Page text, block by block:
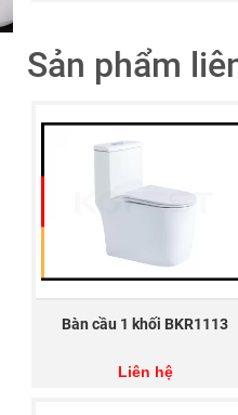
Sản phẩm
Bàn cầu 1 khối BKR1113
Liên hệ